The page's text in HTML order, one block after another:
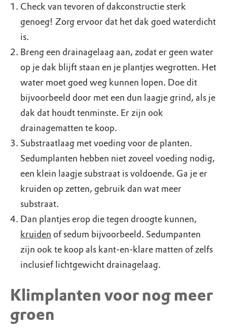
Check van tevoren of dakconstructie sterk
genoeg! Zorg ervoor dat het dak goed waterdicht
is.
Breng een drainagelaag aan, zodat er geen water
op je dak blijft staan en je plantjes wegrotten. Het
water moet goed weg kunnen lopen. Doe dit
bijvoorbeeld door met een dun laagje grind, als je
dak dat houdt tenminste. Er zijn ook
drainagematten te koop.
Substraatlaag met voeding voor de planten.
Sedumplanten hebben niet zoveel voeding nodig,
een klein laagje substraat is voldoende. Ga je er
kruiden op zetten, gebruik dan wat meer
substraat.
Dan plantjes erop die tegen droogte kunnen,
kruiden of sedum bijvoorbeeld. Sedumpanten
zijn ook te koop als kant-en-klare matten of zelfs
inclusief lichtgewicht drainagelaag.
Klimplanten voor nog meer
groen